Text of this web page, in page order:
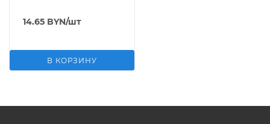
14.65 BYN/шт
В КОРЗИНУ